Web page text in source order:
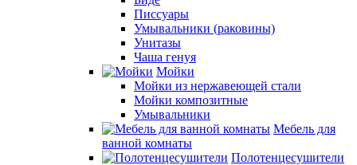
Писсуары
Умывальники (раковины)
Унитазы
Чаша генуя
Мойки
Мойки из нержавеющей стали
Мойки композитные
Умывальники
Мебель для
ванной комнаты
Полотенцесушители